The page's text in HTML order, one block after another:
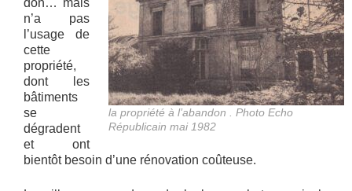
la propriété à l’abandon . Photo Echo
Républicain mai 1982
n’a pas
l’usage de
cette
propriété,
dont les
bâtiments
se
dégradent
et ont
bientôt besoin d’une rénovation coûteuse.